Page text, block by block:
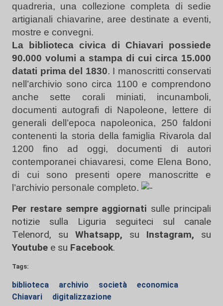
quadreria, una collezione completa di sedie
artigianali chiavarine, aree destinate a eventi,
mostre e convegni.
La biblioteca civica di Chiavari possiede
90.000 volumi a stampa di cui circa 15.000
datati prima del 1830. I manoscritti conservati
nell’archivio sono circa 1100 e comprendono
anche sette corali miniati, incunamboli,
documenti autografi di Napoleone, lettere di
generali dell’epoca napoleonica, 250 faldoni
contenenti la storia della famiglia Rivarola dal
1200 fino ad oggi, documenti di autori
contemporanei chiavaresi, come Elena Bono,
di cui sono presenti opere manoscritte e
l’archivio personale completo.
Per restare sempre aggiornati sulle principali
notizie sulla Liguria seguiteci sul canale
Telenord, su
Whatsapp, su Instagram, su
Youtube e su Facebook.
Tags:
biblioteca archivio società
economica
Chiavari
digitalizzazione